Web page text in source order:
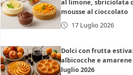
al limone, sbriciolata
mousse al cioccolato
17 Luglio 2026
Dolci con frutta
albicocche e
luglio 2026